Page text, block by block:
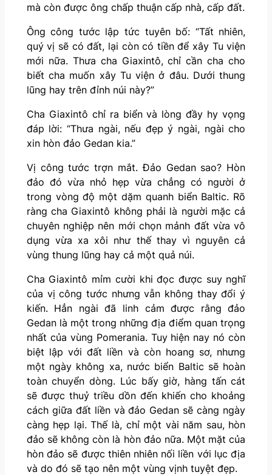
mà còn được ông chấp thuận cấp nhà, cấp đất.
Ông công tước lập tức tuyên bố: “Tất nhiên,
quý vị sẽ có đất, lại còn có tiền để xây Tu viện
mới nữa. Thưa cha Giaxintô, chỉ cần cha cho
biết cha muốn xây Tu viện ở đâu. Dưới thung
lũng hay trên đỉnh núi này?”
Cha Giaxintô chỉ ra biển và lòng đầy hy vọng
đáp lời: “Thưa ngài, nếu đẹp ý ngài, ngài cho
xin hòn đảo Gedan kia.”
Vị công tước trợn mắt. Đảo Gedan sao? Hòn
đảo đó vừa nhỏ hẹp vừa chẳng có người ở
trong vòng độ một dặm quanh biển Baltic. Rõ
ràng cha Giaxintô không phải là người mặc cả
chuyên nghiệp nên mới chọn mảnh đất vừa vô
dụng vừa xa xôi như thế thay vì nguyên cả
vùng thung lũng hay cả một quả núi.
Cha Giaxintô mỉm cười khi đọc được suy nghĩ
của vị công tước nhưng vẫn không thay đổi ý
kiến. Hẳn ngài đã linh cảm được rằng đảo
Gedan là một trong những địa điểm quan trọng
nhất của vùng Pomerania. Tuy hiện nay nó còn
biệt lập với đất liền và còn hoang sơ, nhưng
một ngày không xa, nước biển Baltic sẽ hoàn
toàn chuyển dòng. Lúc bấy giờ, hàng tấn cát
sẽ được thuỷ triều dồn đến khiến cho khoảng
cách giữa đất liền và đảo Gedan sẽ càng ngày
càng hẹp lại. Thế là, chỉ một vài năm sau, hòn
đảo sẽ không còn là hòn đảo nữa. Một mặt của
hòn đảo sẽ được thiên nhiên nối liền với lục địa
và do đó sẽ tạo nên một vùng vịnh tuyệt đẹp.